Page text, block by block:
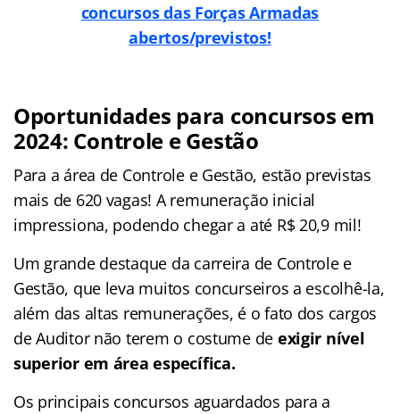
concursos das Forças Armadas
abertos/previstos!
Oportunidades para concursos em
2024: Controle e Gestão
Para a área de Controle e Gestão, estão previstas
mais de 620 vagas! A remuneração inicial
impressiona, podendo chegar a até R$ 20,9 mil!
Um grande destaque da carreira de Controle e
Gestão, que leva muitos concurseiros a escolhê-la,
além das altas remunerações, é o fato dos cargos
de Auditor não terem o costume de exigir nível
superior em área específica.
Os principais concursos aguardados para a